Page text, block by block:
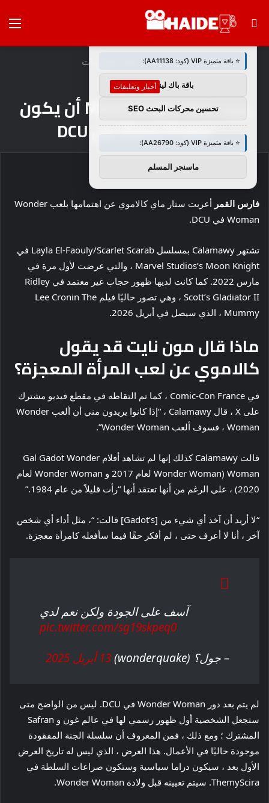
بحث
الرئيسية/ أخبار وتعليقات
أخبار وتعليقات
يريد Moon Knight Star أن يكون
Diana Prince من DCU
فارس القمر
أعربت ستار ماي كالاموي عن اهتمامها بلعب Wonder
Woman في DCU.
تشتهر Calamawy بمسلسل Layla El-Faouly/Scarlet Scarab في
Marvel Studios’s Moon Knight ، والتي عرضت لأول مرة في
مارس 2022. كما كانت لديها ظهور حجاب غير معتمد في Ridley
Scott’s Gladiator II ، وهي تصور حاليًا فيلم Lee Cronin The
Mummy ، الذي سيصل في أبريل 2026.
ماذا قال مون نايت قد يقول
كالاموي عن لعب المرأة المعجزة؟
في Comic-Con France ، كما تم التقاطه في مقطع فيديو مشترك
على X ، قال Calamawy ، “إذا كانوا يريدون مني أن ألعب Wonder
Woman ، فسوف ألعب Wonder Woman”.
قالت Calamawy كذلك إنها لم تشاهد أفلام Gal Gadot Wonder
Woman (Wonder Woman لعام 2017 و Wonder Woman لعام
2020) ، على الرغم من أنها تعتقد أنها “رأت قليلاً من عام 1984.”
“لا أريد أن آخذ أي شيء من [Gadot’s] قالت: “، مثل أداء أي شخص
آخر ، أنا لا أعرف حتى ، لم أفكر حقًا فيما سأفعله كامرأة معجزة.
آسف على الجودة ولكن نعم لدي
pic.twitter.com/sg19skpeq0
– جول؟ (wonderquake)
13 أبريل 2025
لم يتم بعد دور Wonder Woman في DCU. ليس من الواضح متى
ستجعل الشخصية أول ظهور رسمي لها في عالم غون و Safran
المشترك ؛ ومع ذلك ، فمن المعروف أن سلسلة الجنة المفقودة
موجودة حاليًا في الأعمال. هذا العرض ، الذي ليس له تاريخ العرض
الأول بعد ، سيكون دراما سياسية وستكون صراعات السلطة في
ThemyScira. سيتم تعيينه قبل ولادة Wonder Woman.
🚀 توصيات :
⭐ باقة متميزة VIP (كود: AA11138):
باقة باك لينك
تحسين محركات البحث SEO
⭐ باقة متميزة VIP (كود: AA26790):
ماسنجر المسلم